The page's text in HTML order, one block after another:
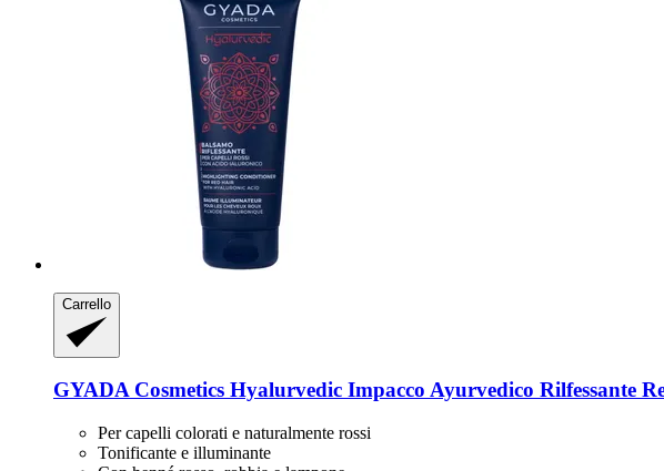
Carrello
GYADA Cosmetics Hyalurvedic Impacco Ayurvedico Rilfessante
Per capelli colorati e naturalmente rossi
Tonificante e illuminante